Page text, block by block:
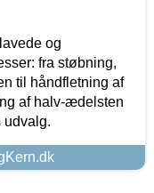
og
fra støbning,
til håndfletning af
af halv-ædelsten
udvalg.